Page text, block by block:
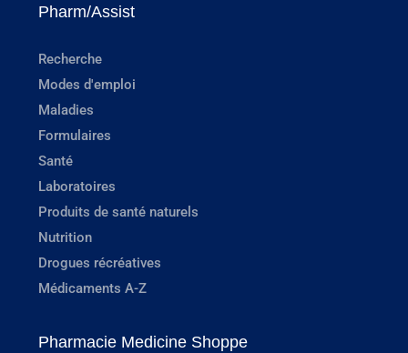
Pharm/Assist
Recherche
Modes d'emploi
Maladies
Formulaires
Santé
Laboratoires
Produits de santé naturels
Nutrition
Drogues récréatives
Médicaments A-Z
Pharmacie Medicine Shoppe